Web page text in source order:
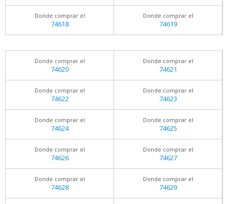
Donde comprar el
74618
Donde comprar el
74619
Donde comprar el
74620
Donde comprar el
74621
Donde comprar el
74622
Donde comprar el
74623
Donde comprar el
74624
Donde comprar el
74625
Donde comprar el
74626
Donde comprar el
74627
Donde comprar el
74628
Donde comprar el
74629